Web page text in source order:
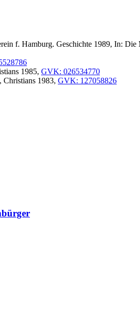
f. Hamburg. Geschichte 1989, In:
1985, GVK: 026534770
1983, GVK: 127058826